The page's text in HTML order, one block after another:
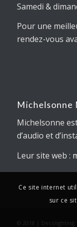
Samedi &
Pour une
rendez-vous
Michelsonne
Michelsonne
d’audio et
Leur site web :
© 2018 | Decolighting
Ce site internet
sur ce